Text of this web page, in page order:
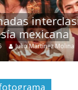
mexicana
Julio Martínez Molina